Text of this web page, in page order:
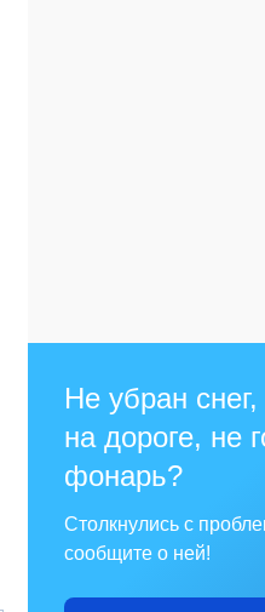
Не убран
на дороге, не
фонарь?
Столкнулись с
сообщите о ней!